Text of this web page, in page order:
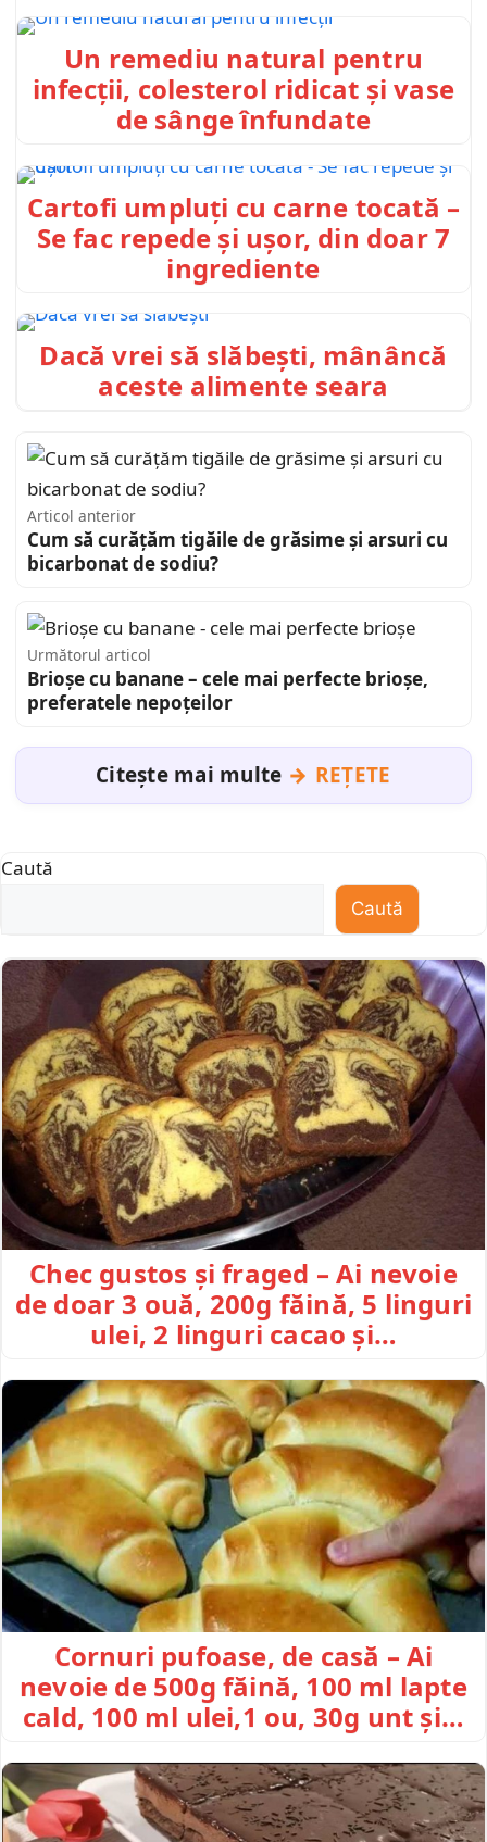
Un remediu natural pentru
infecții, colesterol ridicat și vase
de sânge înfundate
Cartofi umpluți cu carne tocată –
Se fac repede și ușor, din doar 7
ingrediente
Dacă vrei să slăbești, mânâncă
aceste alimente seara
Articol anterior
Cum să curățăm tigăile de grăsime și arsuri cu
bicarbonat de sodiu?
Următorul articol
Brioșe cu banane – cele mai perfecte brioșe,
preferatele nepoțeilor
Citește mai multe REȚETE
Caută
Caută
Chec gustos și fraged – Ai nevoie
de doar 3 ouă, 200g făină, 5 linguri
ulei, 2 linguri cacao și…
Cornuri pufoase, de casă – Ai
nevoie de 500g făină, 100 ml lapte
cald, 100 ml ulei,1 ou, 30g unt și…